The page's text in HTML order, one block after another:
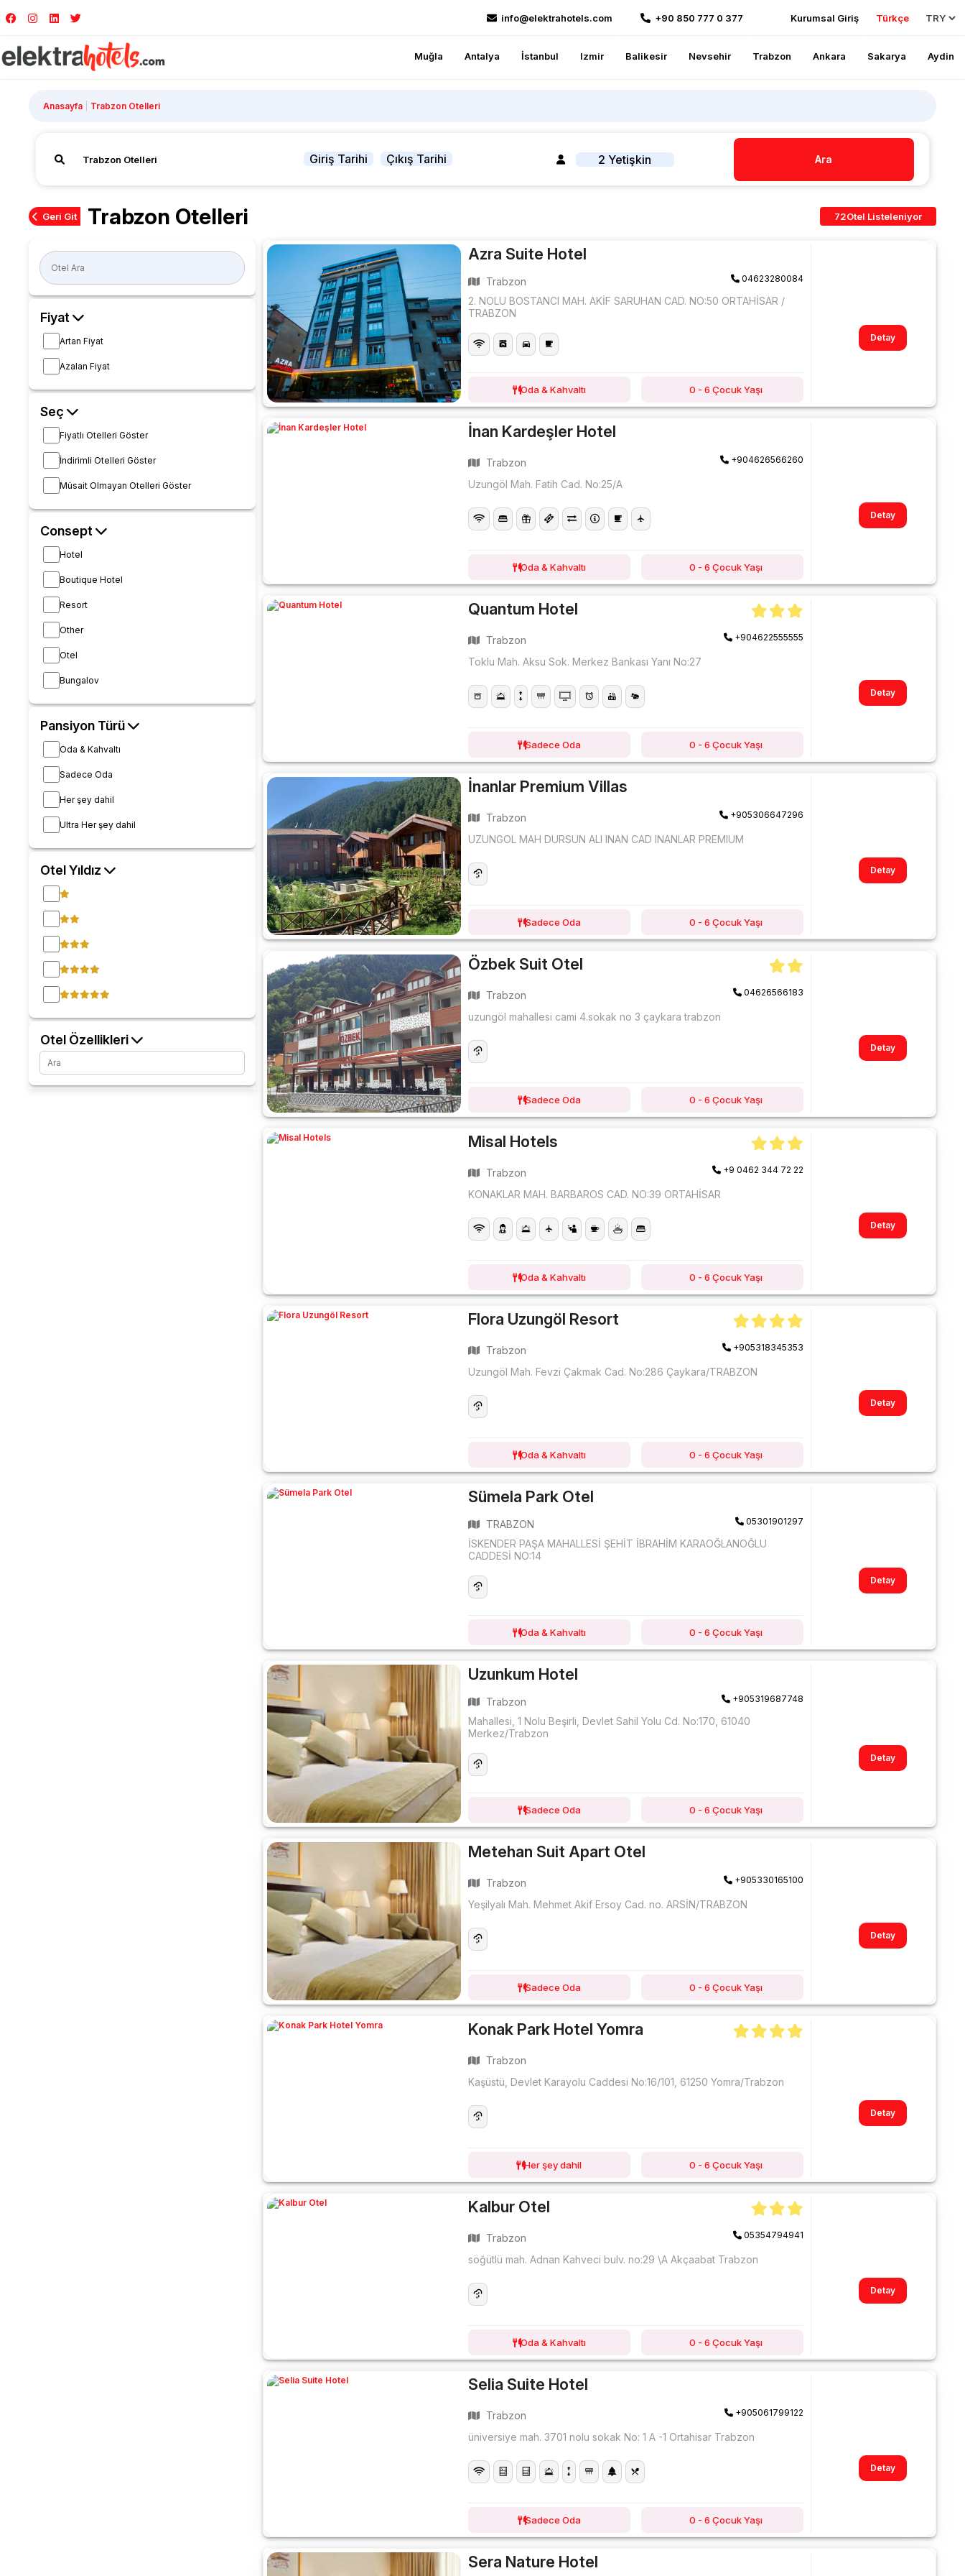
info@elektrahotels.com +90 850 777 0 377 Kurumsal Giriş Türkçe
Muğla Antalya İstanbul Izmir Balikesir Nevsehir Trabzon Ankara Sakarya Aydin
Anasayfa Trabzon Otelleri
Giriş Tarihi Çıkış Tarihi 2 Yetişkin Ara
Geri Git Trabzon Otelleri 72Otel Listeleniyor
Fiyat
Artan Fiyat
Azalan Fiyat
Seç
Fiyatlı Otelleri Göster
İndirimli Otelleri Göster
Müsait Olmayan Otelleri Göster
Consept
Hotel
Boutique Hotel
Resort
Other
Otel
Bungalov
Pansiyon Türü
Oda & Kahvaltı
Sadece Oda
Her şey dahil
Ultra Her şey dahil
Otel Yıldız
Otel Özellikleri
Azra Suite Hotel
Trabzon 04623280084
2. NOLU BOSTANCI MAH. AKİF SARUHAN CAD. NO:50 ORTAHİSAR /
TRABZON
Oda & Kahvaltı 0 - 6 Çocuk Yaşı
Detay
İnan Kardeşler Hotel
Trabzon +904626566260
Uzungöl Mah. Fatih Cad. No:25/A
Oda & Kahvaltı 0 - 6 Çocuk Yaşı
Detay
Quantum Hotel
Trabzon +904622555555
Toklu Mah. Aksu Sok. Merkez Bankası Yanı No:27
Sadece Oda 0 - 6 Çocuk Yaşı
Detay
İnanlar Premium Villas
Trabzon +905306647296
UZUNGOL MAH DURSUN ALI INAN CAD INANLAR PREMIUM
Sadece Oda 0 - 6 Çocuk Yaşı
Detay
Özbek Suit Otel
Trabzon 04626566183
uzungöl mahallesi cami 4.sokak no 3 çaykara trabzon
Sadece Oda 0 - 6 Çocuk Yaşı
Detay
Misal Hotels
Trabzon +9 0462 344 72 22
KONAKLAR MAH. BARBAROS CAD. NO:39 ORTAHİSAR
Oda & Kahvaltı 0 - 6 Çocuk Yaşı
Detay
Flora Uzungöl Resort
Trabzon +905318345353
Uzungöl Mah. Fevzi Çakmak Cad. No:286 Çaykara/TRABZON
Oda & Kahvaltı 0 - 6 Çocuk Yaşı
Detay
Sümela Park Otel
TRABZON 05301901297
İSKENDER PAŞA MAHALLESİ ŞEHİT İBRAHİM KARAOĞLANOĞLU
CADDESİ NO:14
Oda & Kahvaltı 0 - 6 Çocuk Yaşı
Detay
Uzunkum Hotel
Trabzon +905319687748
Mahallesi, 1 Nolu Beşirli, Devlet Sahil Yolu Cd. No:170, 61040
Merkez/Trabzon
Sadece Oda 0 - 6 Çocuk Yaşı
Detay
Metehan Suit Apart Otel
Trabzon +905330165100
Yeşilyalı Mah. Mehmet Akif Ersoy Cad. no. ARSİN/TRABZON
Sadece Oda 0 - 6 Çocuk Yaşı
Detay
Konak Park Hotel Yomra
Trabzon
Kaşüstü, Devlet Karayolu Caddesi No:16/101, 61250 Yomra/Trabzon
Her şey dahil 0 - 6 Çocuk Yaşı
Detay
Kalbur Otel
Trabzon 05354794941
söğütlü mah. Adnan Kahveci bulv. no:29 \A Akçaabat Trabzon
Oda & Kahvaltı 0 - 6 Çocuk Yaşı
Detay
Selia Suite Hotel
Trabzon +905061799122
üniversiye mah. 3701 nolu sokak No: 1 A -1 Ortahisar Trabzon
Sadece Oda 0 - 6 Çocuk Yaşı
Detay
Sera Nature Hotel